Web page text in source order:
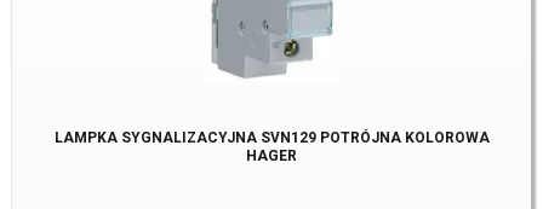
LAMPKA SYGNALIZACYJNA SVN129 POTRÓJNA KOLOROWA
HAGER